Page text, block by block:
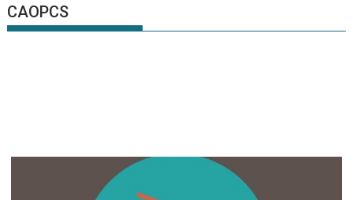
CAOPCS